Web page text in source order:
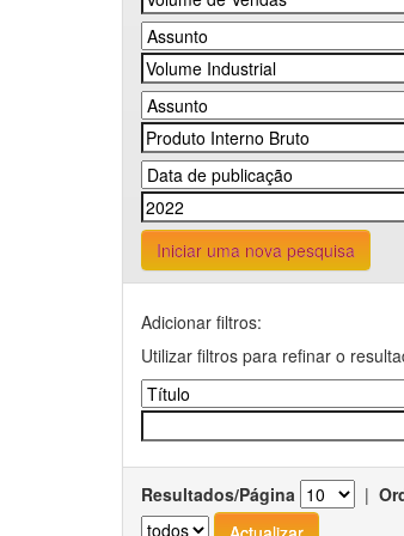
Iniciar uma nova pesquisa
Adicionar filtros:
Utilizar filtros para refinar o
Resultados/Página |